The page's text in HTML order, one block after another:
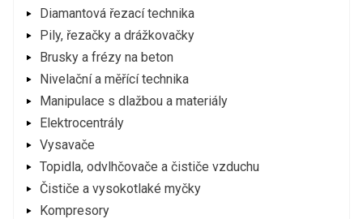
Diamantová řezací technika
Pily, řezačky a drážkovačky
Brusky a frézy na beton
Nivelační a měřící technika
Manipulace s dlažbou a materiály
Elektrocentrály
Vysavače
Topidla, odvlhčovače a čističe vzduchu
Čističe a vysokotlaké myčky
Kompresory